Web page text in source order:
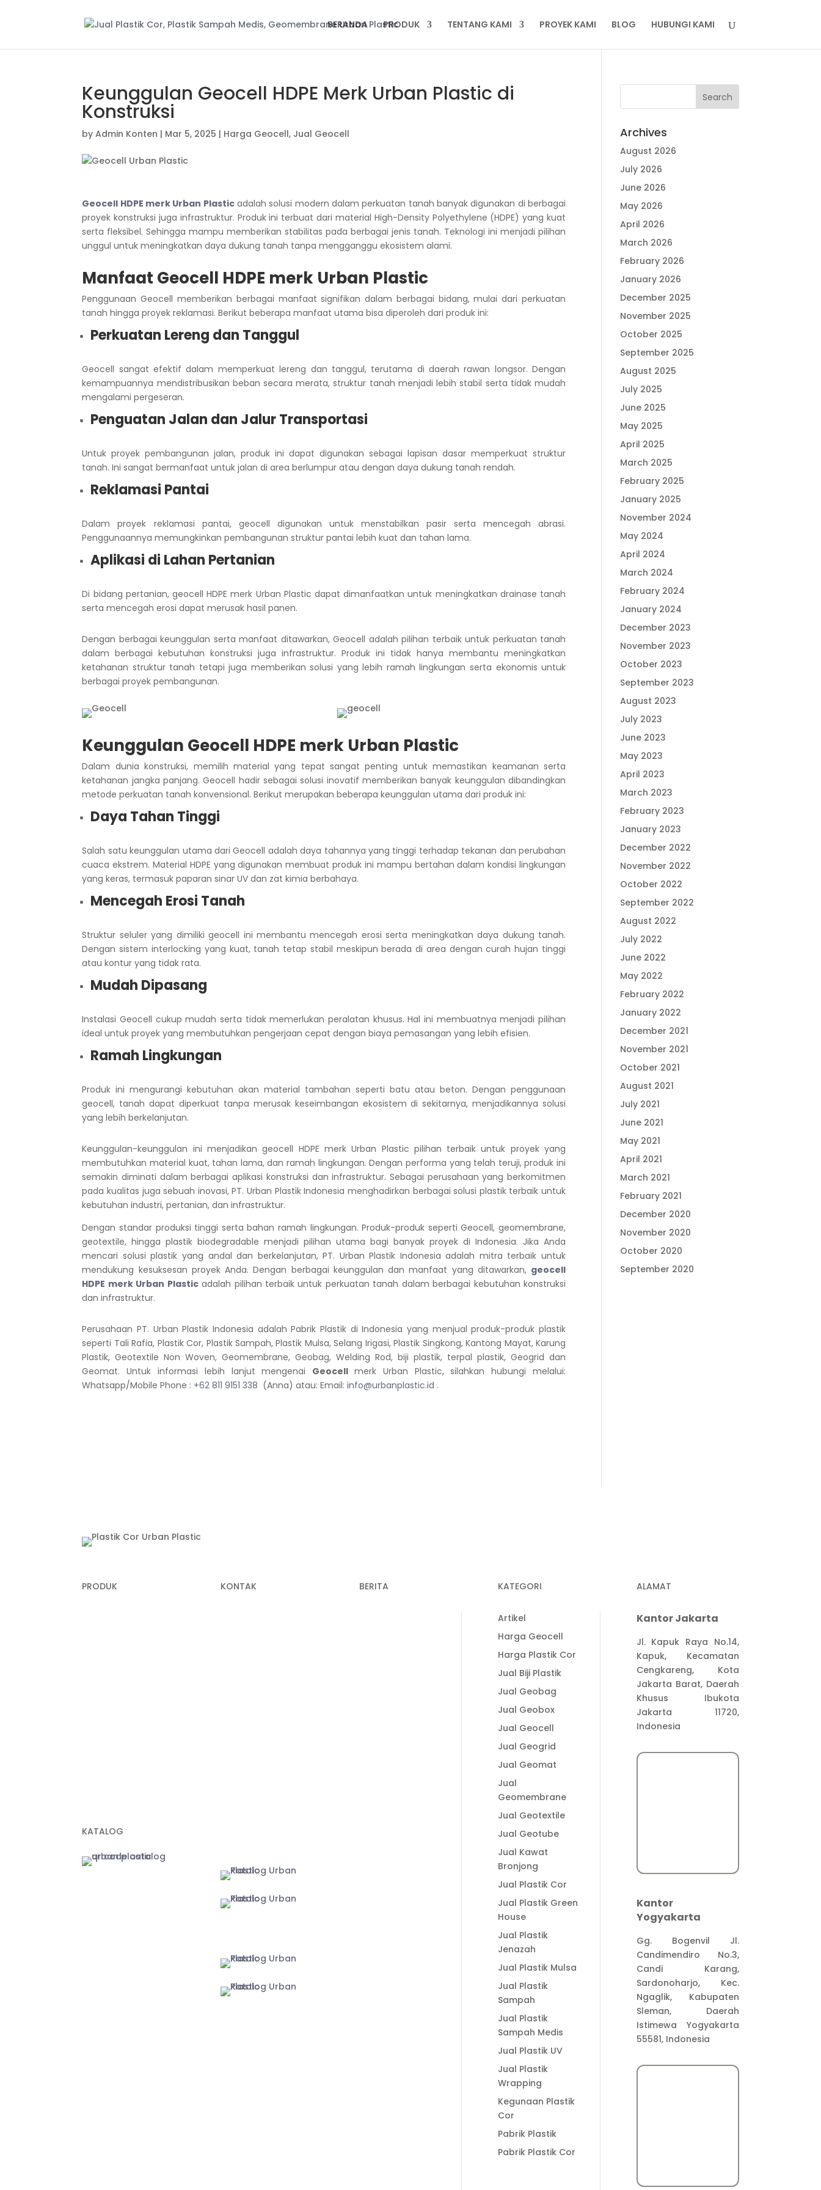
BERANDA PRODUK TENTANG KAMI PROYEK KAMI BLOG HUBUNGI KAMI
Keunggulan Geocell HDPE Merk Urban Plastic di
Konstruksi
byAdmin Konten | Mar 5, 2025 | Harga Geocell, Jual Geocell
Geocell HDPE merk Urban Plasticadalah solusi modern dalam perkuatan tanah banyak digunakan di berbagai
proyek konstruksi juga infrastruktur. Produk ini terbuat dari material High-Density Polyethylene (HDPE) yang kuat
serta fleksibel.Sehingga mampu memberikan stabilitas pada berbagai jenis tanah. Teknologi ini menjadi pilihan
unggul untuk meningkatkan daya dukung tanah tanpa mengganggu ekosistem alami.
Manfaat Geocell HDPE merk Urban Plastic
Penggunaan Geocell memberikan berbagai manfaat signifikan dalam berbagai bidang, mulai dari perkuatan
tanah hingga proyek reklamasi. Berikut beberapa manfaat utama bisa diperoleh dari produk ini:
Perkuatan Lereng dan Tanggul
Geocell sangat efektif dalam memperkuat lereng dan tanggul, terutama di daerah rawan longsor. Dengan
kemampuannya mendistribusikan beban secara merata, struktur tanah menjadi lebih stabil serta tidak mudah
mengalami pergeseran.
Penguatan Jalan dan Jalur Transportasi
Untuk proyek pembangunan jalan, produk ini dapat digunakan sebagai lapisan dasar memperkuat struktur
tanah. Ini sangat bermanfaat untuk jalan di area berlumpur atau dengan daya dukung tanah rendah.
Reklamasi Pantai
Dalam proyek reklamasi pantai, geocell digunakan untuk menstabilkan pasir serta mencegah abrasi.
Penggunaannya memungkinkan pembangunan struktur pantai lebih kuat dan tahan lama.
Aplikasi di Lahan Pertanian
Di bidang pertanian, geocell HDPE merk Urban Plastic dapat dimanfaatkan untuk meningkatkan drainase tanah
serta mencegah erosi dapat merusak hasil panen.
Dengan berbagai keunggulan serta manfaat ditawarkan, Geocell adalah pilihan terbaik untuk perkuatan tanah
dalam berbagai kebutuhan konstruksi juga infrastruktur.Produk ini tidak hanya membantu meningkatkan
ketahanan struktur tanah tetapi juga memberikan solusi yang lebih ramah lingkungan serta ekonomis untuk
berbagai proyek pembangunan.
Keunggulan Geocell HDPE merk Urban Plastic
Dalam dunia konstruksi, memilih material yang tepat sangat penting untuk memastikan keamanan serta
ketahanan jangka panjang.Geocell hadir sebagai solusi inovatif memberikan banyak keunggulan dibandingkan
metode perkuatan tanah konvensional. Berikut merupakan beberapa keunggulan utama dari produk ini:
Daya Tahan Tinggi
Salah satu keunggulan utama dari Geocell adalah daya tahannya yang tinggi terhadap tekanan dan perubahan
cuaca ekstrem. Material HDPE yang digunakan membuat produk ini mampu bertahan dalam kondisi lingkungan
yang keras, termasuk paparan sinar UV dan zat kimia berbahaya.
Mencegah Erosi Tanah
Struktur seluler yang dimiliki geocell ini membantu mencegah erosi serta meningkatkan daya dukung tanah.
Dengan sistem interlocking yang kuat, tanah tetap stabil meskipun berada di area dengan curah hujan tinggi
atau kontur yang tidak rata.
Mudah Dipasang
Instalasi Geocell cukup mudah serta tidak memerlukan peralatan khusus. Hal ini membuatnya menjadi pilihan
ideal untuk proyek yang membutuhkan pengerjaan cepat dengan biaya pemasangan yang lebih efisien.
Ramah Lingkungan
Produk ini mengurangi kebutuhan akan material tambahan seperti batu atau beton. Dengan penggunaan
geocell, tanah dapat diperkuat tanpa merusak keseimbangan ekosistem di sekitarnya, menjadikannya solusi
yang lebih berkelanjutan.
Keunggulan-keunggulan ini menjadikan geocell HDPE merk Urban Plastic pilihan terbaik untuk proyek yang
membutuhkan material kuat, tahan lama, dan ramah lingkungan.Dengan performa yang telah teruji, produk ini
semakin diminati dalam berbagai aplikasi konstruksi dan infrastruktur. Sebagai perusahaan yang berkomitmen
pada kualitas juga sebuah inovasi, PT. Urban Plastik Indonesia menghadirkan berbagai solusi plastik terbaik untuk
kebutuhan industri, pertanian, dan infrastruktur.
Dengan standar produksi tinggi serta bahan ramah lingkungan. Produk-produk seperti Geocell, geomembrane,
geotextile, hingga plastik biodegradable menjadi pilihan utama bagi banyak proyek di Indonesia. Jika Anda
mencari solusi plastik yang andal dan berkelanjutan, PT. Urban Plastik Indonesia adalah mitra terbaik untuk
mendukung kesuksesan proyek Anda. Dengan berbagai keunggulan dan manfaat yang ditawarkan, geocell
HDPE merk Urban Plasticadalah pilihan terbaik untuk perkuatan tanah dalam berbagai kebutuhan konstruksi
dan infrastruktur.
Perusahaan PT. Urban Plastik Indonesia adalah Pabrik Plastik di Indonesia yang menjual produk-produk plastik
seperti Tali Rafia, Plastik Cor, Plastik Sampah, Plastik Mulsa, Selang Irigasi, Plastik Singkong, Kantong Mayat, Karung
Plastik, Geotextile Non Woven, Geomembrane, Geobag, Welding Rod, biji plastik, terpal plastik, Geogrid dan
Geomat. Untuk informasi lebih lanjut mengenai Geocellmerk Urban Plastic, silahkan hubungi melalui:
Whatsapp/Mobile Phone : +62 811 9151 338 (Anna) atau: Email:info@urbanplastic.id .
Archives
August 2026
July 2026
June 2026
May 2026
April 2026
March 2026
February 2026
January 2026
December 2025
November 2025
October 2025
September 2025
August 2025
July 2025
June 2025
May 2025
April 2025
March 2025
February 2025
January 2025
November 2024
May 2024
April 2024
March 2024
February 2024
January 2024
December 2023
November 2023
October 2023
September 2023
August 2023
July 2023
June 2023
May 2023
April 2023
March 2023
February 2023
January 2023
December 2022
November 2022
October 2022
September 2022
August 2022
July 2022
June 2022
May 2022
February 2022
January 2022
December 2021
November 2021
October 2021
August 2021
July 2021
June 2021
May 2021
April 2021
March 2021
February 2021
December 2020
November 2020
October 2020
September 2020
PRODUK
KATALOG
KONTAK BERITA KATEGORI
Artikel
Harga Geocell
Harga Plastik Cor
Jual Biji Plastik
Jual Geobag
Jual Geobox
Jual Geocell
Jual Geogrid
Jual Geomat
Jual
Geomembrane
Jual Geotextile
Jual Geotube
Jual Kawat
Bronjong
Jual Plastik Cor
Jual Plastik Green
House
Jual Plastik
Jenazah
Jual Plastik Mulsa
Jual Plastik
Sampah
Jual Plastik
Sampah Medis
Jual Plastik UV
Jual Plastik
Wrapping
Kegunaan Plastik
Cor
Pabrik Plastik
Pabrik Plastik Cor
ALAMAT
Kantor Jakarta
Jl. Kapuk Raya No.14,
Kapuk, Kecamatan
Cengkareng, Kota
Jakarta Barat, Daerah
Khusus Ibukota
Jakarta 11720,
Indonesia
Kantor
Yogyakarta
Gg. Bogenvil Jl.
Candimendiro No.3,
Candi Karang,
Sardonoharjo, Kec.
Ngaglik, Kabupaten
Sleman, Daerah
Istimewa Yogyakarta
55581, Indonesia